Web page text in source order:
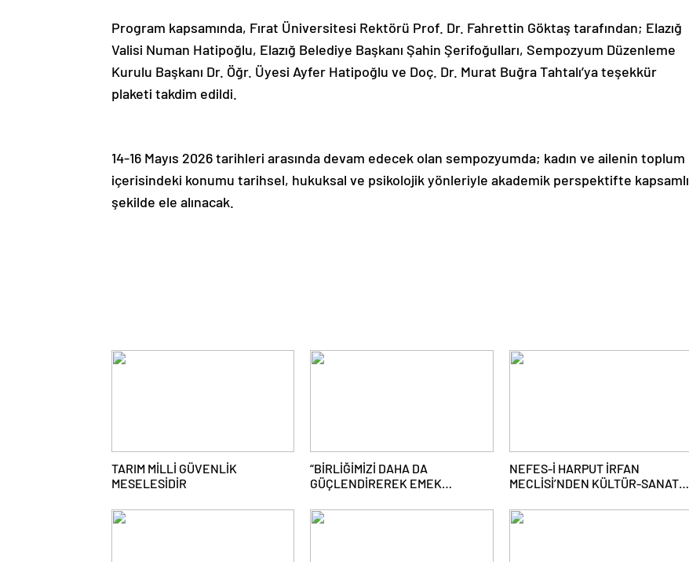
Program kapsamında, Fırat Üniversitesi Rektörü Prof. Dr. Fahrettin Göktaş tarafından; Elazığ
Valisi Numan Hatipoğlu, Elazığ Belediye Başkanı Şahin Şerifoğulları, Sempozyum Düzenleme
Kurulu Başkanı Dr. Öğr. Üyesi Ayfer Hatipoğlu ve Doç. Dr. Murat Buğra Tahtalı’ya teşekkür
plaketi takdim edildi.
14-16 Mayıs 2026 tarihleri arasında devam edecek olan sempozyumda; kadın ve ailenin toplum
içerisindeki konumu tarihsel, hukuksal ve psikolojik yönleriyle akademik perspektifte kapsamlı
şekilde ele alınacak.
TARIM MİLLİ GÜVENLİK
MESELESİDİR
“BİRLİĞİMİZİ DAHA DA
GÜÇLENDİREREK EMEK
NEFES-İ HARPUT İRFAN
MECLİSİ’NDEN KÜLTÜR-SANAT